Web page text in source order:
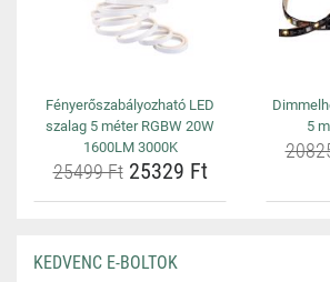
Fényerőszabályozható LED
szalag 5 méter RGBW 20W
1600LM 3000K
25499 Ft25329 Ft
5
KEDVENC E-BOLTOK